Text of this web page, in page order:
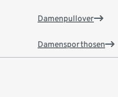
Damenpullover
Damensporthosen